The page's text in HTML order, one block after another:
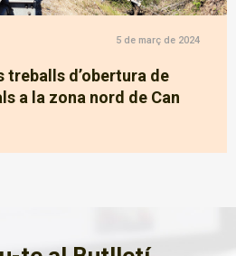
5 de març de 2024
treballs d’obertura de
a la zona nord de Can